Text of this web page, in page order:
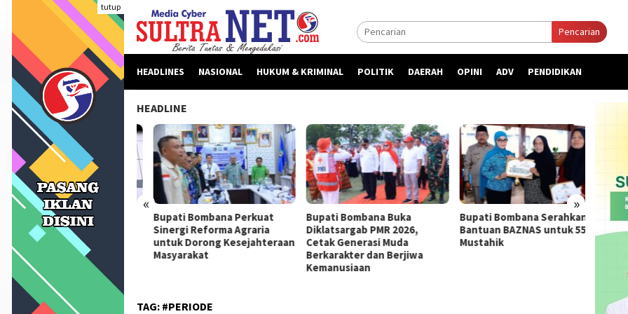
konten
tutup
Pencarian
HEADLINES NASIONAL HUKUM & KRIMINAL POLITIK DAERAH OPINI ADV PENDIDIKAN
HEADLINE
« »
Dinilai Fitnah,
Bombana Tempuh
Dewan Pers Sebelum
Hukum
Bupati Bombana Perkuat
Sinergi Reforma Agraria
untuk Dorong Kesejahteraan
Masyarakat
Bupati Bombana Buka
Diklatsargab PMR 2026,
Cetak Generasi Muda
Berkarakter dan Berjiwa
Kemanusiaan
Bupati Bombana Serahkan
Bantuan BAZNAS untuk 55
Mustahik
TAG: #PERIODE